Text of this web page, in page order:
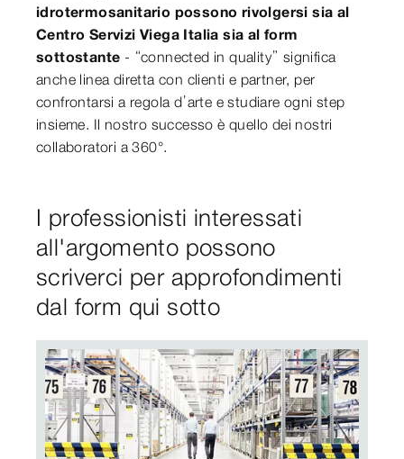
idrotermosanitario possono rivolgersi sia al
Centro Servizi Viega Italia sia al form
sottostante - “connected in quality” significa
anche linea diretta con clienti e partner, per
confrontarsi a regola d’arte e studiare ogni step
insieme. Il nostro successo è quello dei nostri
collaboratori a 360°.
I professionisti interessati
all'argomento possono
scriverci per approfondimenti
dal form qui sotto